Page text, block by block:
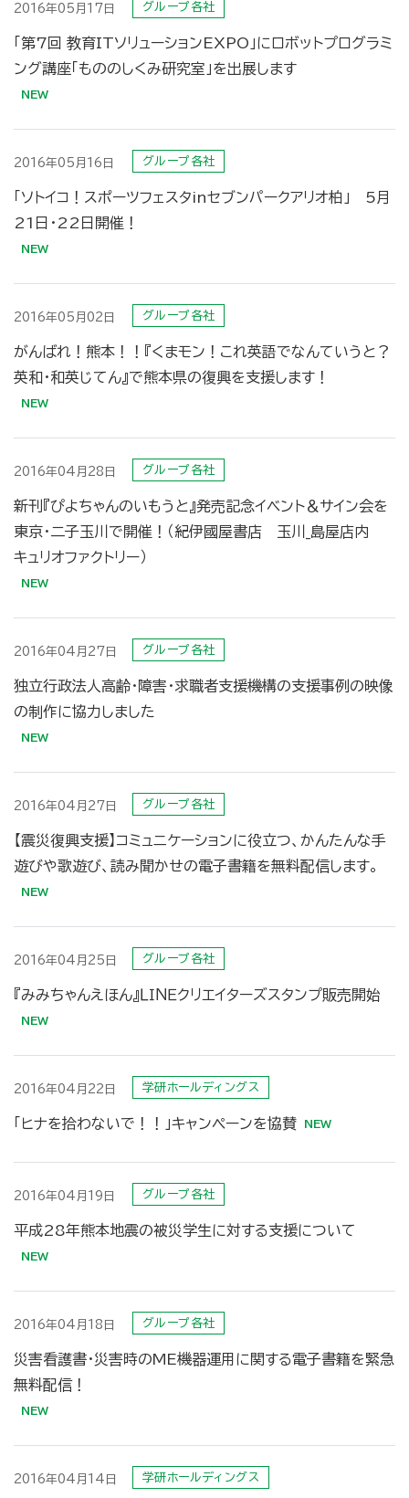
2016年05月17日 グループ各社
「第7回 教育ITソリューションEXPO」にロボットプログラミ
ング講座「もののしくみ研究室」を出展します
2016年05月16日 グループ各社
「ソトイコ！スポーツフェスタinセブンパークアリオ柏」 5月
21日・22日開催！
2016年05月02日 グループ各社
がんばれ！熊本！！『くまモン！これ英語でなんていうと？
英和・和英じてん』で熊本県の復興を支援します！
2016年04月28日 グループ各社
新刊『ぴよちゃんのいもうと』発売記念イベント＆サイン会を
東京・二子玉川で開催！（紀伊國屋書店 玉川_島屋店内
キュリオファクトリー）
2016年04月27日 グループ各社
独立行政法人高齢・障害・求職者支援機構の支援事例の映像
の制作に協力しました
2016年04月27日 グループ各社
【震災復興支援】コミュニケーションに役立つ、かんたんな手
遊びや歌遊び、読み聞かせの電子書籍を無料配信します。
2016年04月25日 グループ各社
『みみちゃんえほん』ＬＩＮＥクリエイターズスタンプ販売開始
2016年04月22日 学研ホールディングス
「ヒナを拾わないで！！」キャンペーンを協賛
2016年04月19日 グループ各社
平成28年熊本地震の被災学生に対する支援について
2016年04月18日 グループ各社
災害看護書・災害時のME機器運用に関する電子書籍を緊急
無料配信！
2016年04月14日 学研ホールディングス